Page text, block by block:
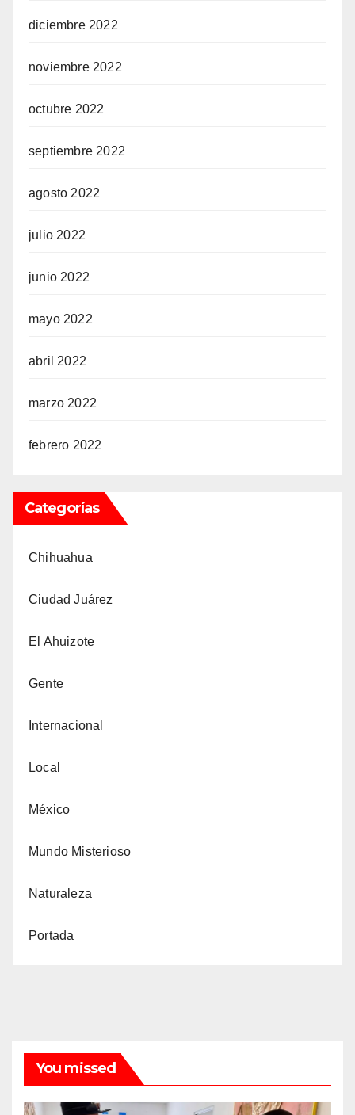
diciembre 2022
noviembre 2022
octubre 2022
septiembre 2022
agosto 2022
julio 2022
junio 2022
mayo 2022
abril 2022
marzo 2022
febrero 2022
Categorías
Chihuahua
Ciudad Juárez
El Ahuizote
Gente
Internacional
Local
México
Mundo Misterioso
Naturaleza
Portada
You missed